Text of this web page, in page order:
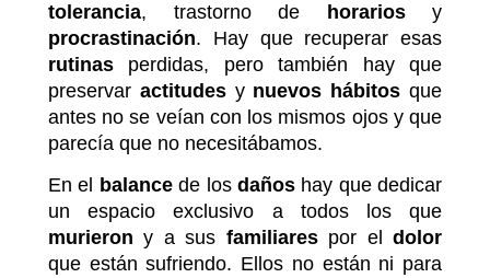
tolerancia, trastorno de horariosy
procrastinación. Hay que recuperar esas
rutinas perdidas, pero también hay que
preservar actitudesy nuevos hábitos que
antes no se veían con los mismos ojos y que
parecía que no necesitábamos.
En el
balancede los dañoshay que dedicar
un espacio exclusivo a todos los que
murieron y a sus familiarespor eldolor
que están sufriendo. Ellos no están ni para